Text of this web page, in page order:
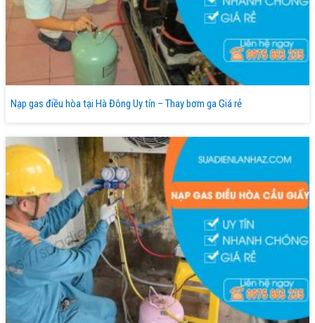
Nạp gas điều hòa tại Hà Đông Uy tín – Thay bơm ga Giá rẻ